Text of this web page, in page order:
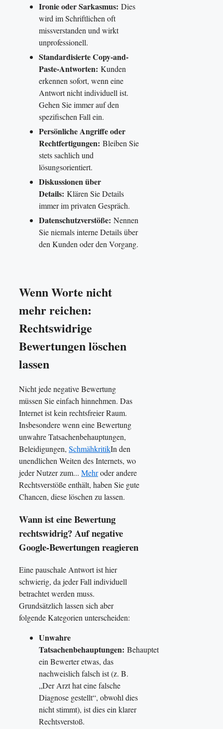
Ironie oder Sarkasmus: Dies
wird im Schriftlichen oft
missverstanden und wirkt
unprofessionell.
Standardisierte Copy-and-
Paste-Antworten: Kunden
erkennen sofort, wenn eine
Antwort nicht individuell ist.
Gehen Sie immer auf den
spezifischen Fall ein.
Persönliche Angriffe oder
Rechtfertigungen: Bleiben Sie
stets sachlich und
lösungsorientiert.
Diskussionen über
Details: Klären Sie Details
immer im privaten Gespräch.
Datenschutzverstöße: Nennen
Sie niemals interne Details über
den Kunden oder den Vorgang.
Wenn Worte nicht
mehr reichen:
Rechtswidrige
Bewertungen löschen
lassen
Nicht jede negative Bewertung
müssen Sie einfach hinnehmen. Das
Internet ist kein rechtsfreier Raum.
Insbesondere wenn eine Bewertung
unwahre Tatsachenbehauptungen,
Beleidigungen, SchmähkritikIn den
unendlichen Weiten des Internets, wo
jeder Nutzer zum... Mehroder andere
Rechtsverstöße enthält, haben Sie gute
Chancen, diese löschen zu lassen.
Wann ist eine Bewertung
rechtswidrig? Auf negative
Google-Bewertungen reagieren
Eine pauschale Antwort ist hier
schwierig, da jeder Fall individuell
betrachtet werden muss.
Grundsätzlich lassen sich aber
folgende Kategorien unterscheiden:
Unwahre
Tatsachenbehauptungen: Behauptet
ein Bewerter etwas, das
nachweislich falsch ist (z. B.
„Der Arzt hat eine falsche
Diagnose gestellt“, obwohl dies
nicht stimmt), ist dies ein klarer
Rechtsverstoß.